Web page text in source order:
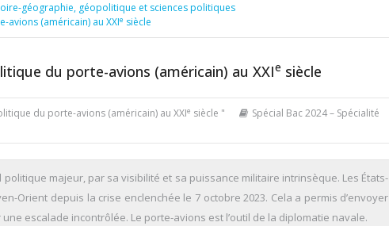
géographie, géopolitique et sciences politiques
(américain) au XXIe siècle
du porte-avions (américain) au XXIe siècle
du porte-avions (américain) au XXIe siècle "
Spécial Bac 2024 – Spécialité
majeur, par sa visibilité et sa puissance militaire intrinsèque. Les États-
Orient depuis la crise enclenchée le 7 octobre 2023. Cela a permis d’envoyer
escalade incontrôlée. Le porte-avions est l’outil de la diplomatie navale.